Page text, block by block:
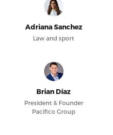
Adriana Sanchez
Law and sport
Brian Díaz
President & Founder
Pacifico Group